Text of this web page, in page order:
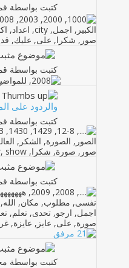
كتبت بواسطة
كتبت بواسطة
والردود على
كتبت بواسطة
كتبت بواسطة
كتبت بواسطة